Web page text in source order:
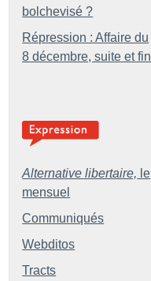
bolchevisé ?
Répression : Affaire du
8 décembre, suite et fin
Alternative libertaire, le
mensuel
Communiqués
Webditos
Tracts